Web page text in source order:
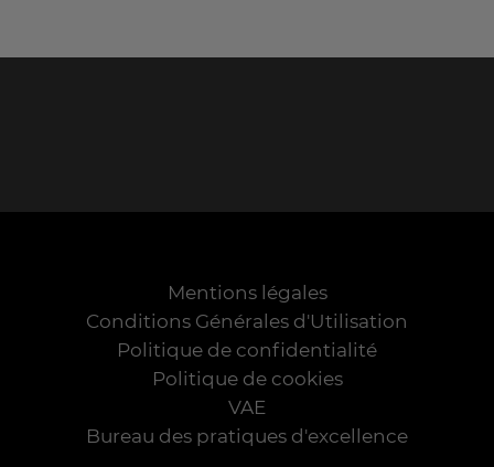
Mentions légales
Conditions Générales d'Utilisation
Politique de confidentialité
Politique de cookies
VAE
Bureau des pratiques d'excellence